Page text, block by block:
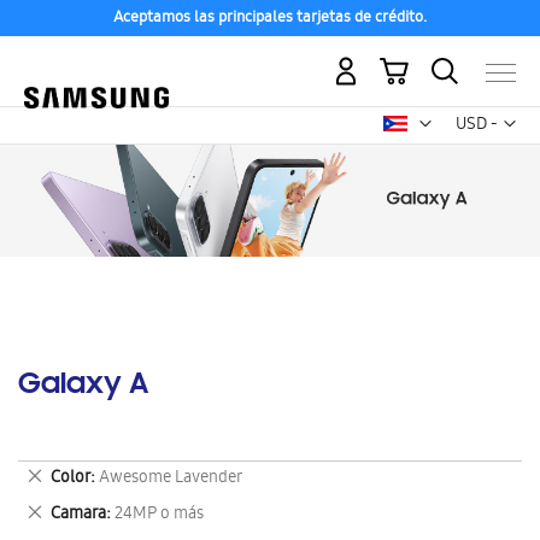
Aceptamos las principales tarjetas de crédito.
USD -
dólar
Mi carrito
Galaxy A
Color Awesome Lavender
Eliminar
este
artículo
Camara 24MP o más
Eliminar